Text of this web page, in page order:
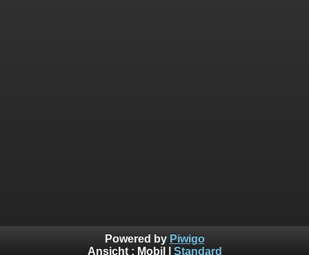
Powered by Piwigo
Ansicht : Mobil Standard